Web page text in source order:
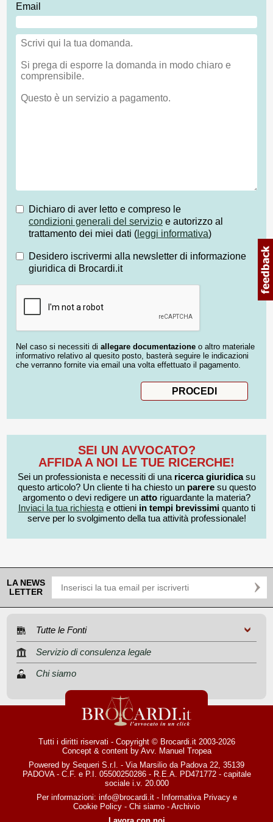
Email
Dichiaro di aver letto e compreso le
condizioni generali del servizio e autorizzo al
trattamento dei miei dati ( leggi informativa)
Desidero iscrivermi alla newsletter di informazione
giuridica di Brocardi.it
Nel caso si necessiti di allegare documentazione o altro materiale
informativo relativo al quesito posto, basterà seguire le indicazioni
che verranno fornite via email una volta effettuato il pagamento.
SEI UN AVVOCATO?
AFFIDA A NOI LE TUE RICERCHE!
Sei un professionista e necessiti di una ricerca giuridicasu
questo articolo? Un cliente ti ha chiesto un pareresu questo
argomento o devi redigere un atto riguardante la materia?
Inviaci la tua richiestae ottieni in tempi brevissimiquanto ti
serve per lo svolgimento della tua attività professionale!
LA NEWS
LETTER
Tutte le Fonti
Servizio di consulenza legale
Chi siamo
Tutti i diritti riservati - Copyright © Brocardi.it 2003-2026
Concept & content by Avv. Manuel Tropea
Powered by Sequeri S.r.l. - Via Marsilio da Padova 22, 35139
PADOVA - C.F. e P.I. 05500250286 - R.E.A. PD471772 - capitale
sociale i.v. 20.000
Per informazioni: info@brocardi.it- Informativa Privacye
Cookie Policy - Chi siamo - Archivio